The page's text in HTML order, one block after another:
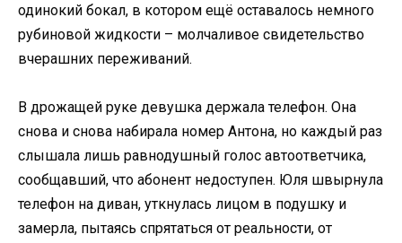
одинокий бокал, в котором ещё оставалось немного
рубиновой жидкости – молчаливое свидетельство
вчерашних переживаний.
В дрожащей руке девушка держала телефон. Она
снова и снова набирала номер Антона, но каждый раз
слышала лишь равнодушный голос автоответчика,
сообщавший, что абонент недоступен. Юля швырнула
телефон на диван, уткнулась лицом в подушку и
замерла, пытаясь спрятаться от реальности, от